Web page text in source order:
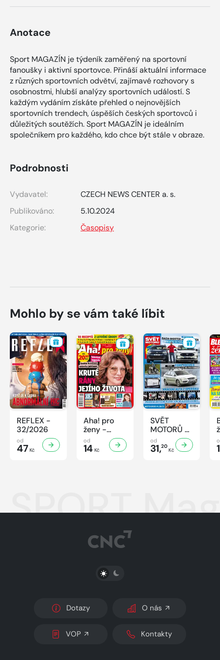
Anotace
Sport MAGAZÍN je týdeník zaměřený na sportovní
fanoušky i aktivní sportovce. Přináší aktuální informace
z různých sportovních odvětví, zajímavé rozhovory s
osobnostmi, hlubší analýzy sportovních událostí. S
každým vydáním získáte přehled o nejnovějších
sportovních trendech, úspěších českých sportovců i
důležitých soutěžích. Sport MAGAZÍN je ideálním
společníkem pro každého, kdo chce být stále v obraze.
Podrobnosti
Vydavatel:
CZECH NEWS CENTER a. s.
Publikováno:
5.10.2024
Kategorie:
Časopisy
Mohlo by se vám také líbit
REFLEX -
32/2026
od
47 Kč
Aha! pro
ženy -
32/2026
od
14Kč
SVĚT
MOTORŮ -
32/2026
od
31,20
Kč
SPORT
PŘEPNOUT SVĚTLÝ/TMAVÝ REŽIM
Dotazy O nás
VOP Kontakty